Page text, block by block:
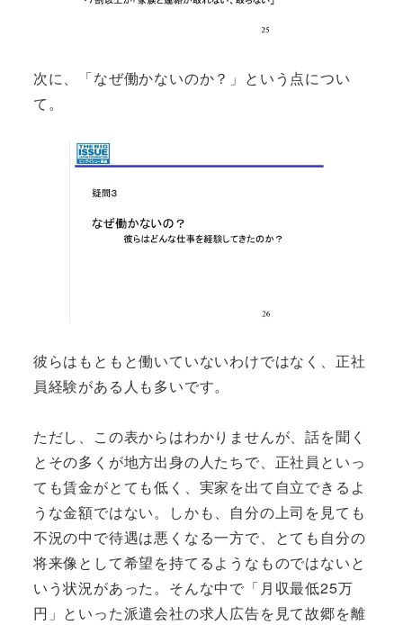
次に、「なぜ働かないのか？」という点につい
て。
彼らはもともと働いていないわけではなく、正社
員経験がある人も多いです。
ただし、この表からはわかりませんが、話を聞く
とその多くが地方出身の人たちで、正社員といっ
ても賃金がとても低く、実家を出て自立できるよ
うな金額ではない。しかも、自分の上司を見ても
不況の中で待遇は悪くなる一方で、とても自分の
将来像として希望を持てるようなものではないと
いう状況があった。そんな中で「月収最低25万
円」といった派遣会社の求人広告を見て故郷を離